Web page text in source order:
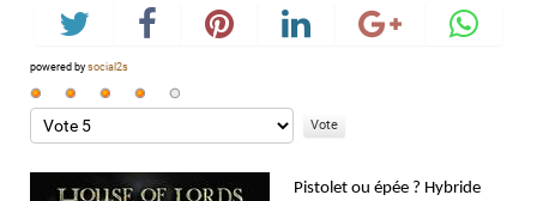
powered by social2s
Vote
utilisateur:
Veuillez
voter
Pistolet ou épée ? Hybride